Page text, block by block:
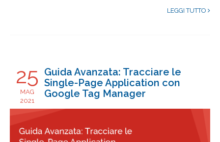
LEGGI TUTTO
25
MAG
2021
Guida Avanzata: Tracciare le
Single-Page Application con
Google Tag Manager